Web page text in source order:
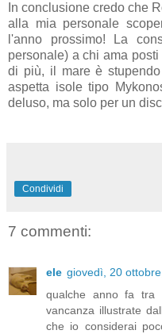
In conclusione credo che
alla mia personale
l'anno prossimo! La
personale) a chi ama
di più, il mare è
aspetta isole tipo
deluso, ma solo per un
Condividi
7 commenti:
ele giovedì, 20
qualche anno fa tra
vancanza illustrate
che io considerai